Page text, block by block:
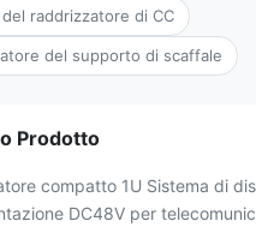
raddrizzatore di CC
del supporto di scaffale
Prodotto
compatto 1U Sistema di
DC48V per